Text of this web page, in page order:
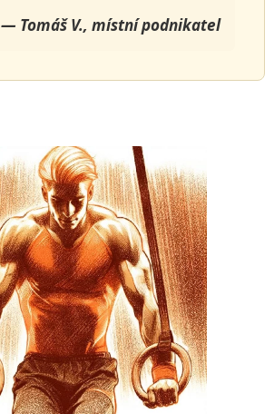
— Tomáš V., místní podnikatel